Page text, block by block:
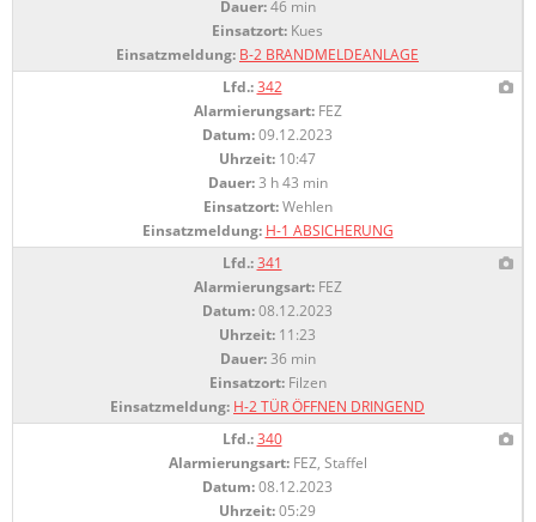
Dauer:46 min
Einsatzort: Kues
Einsatzmeldung: B-2 BRANDMELDEANLAGE
Lfd.: 342
Alarmierungsart:FEZ
Datum:09.12.2023
Uhrzeit: 10:47
Dauer:3 h 43 min
Einsatzort:Wehlen
Einsatzmeldung: H-1 ABSICHERUNG
Lfd.: 341
Alarmierungsart:FEZ
Datum:08.12.2023
Uhrzeit: 11:23
Dauer:36 min
Einsatzort:Filzen
Einsatzmeldung: H-2 TÜR ÖFFNEN DRINGEND
Lfd.: 340
Alarmierungsart:FEZ, Staffel
Datum:08.12.2023
Uhrzeit:05:29